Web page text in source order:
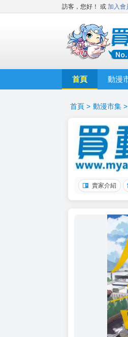
訪客，您好！ 或 加入會
首頁 動漫
首頁 > 動漫市集 >
賣家介紹